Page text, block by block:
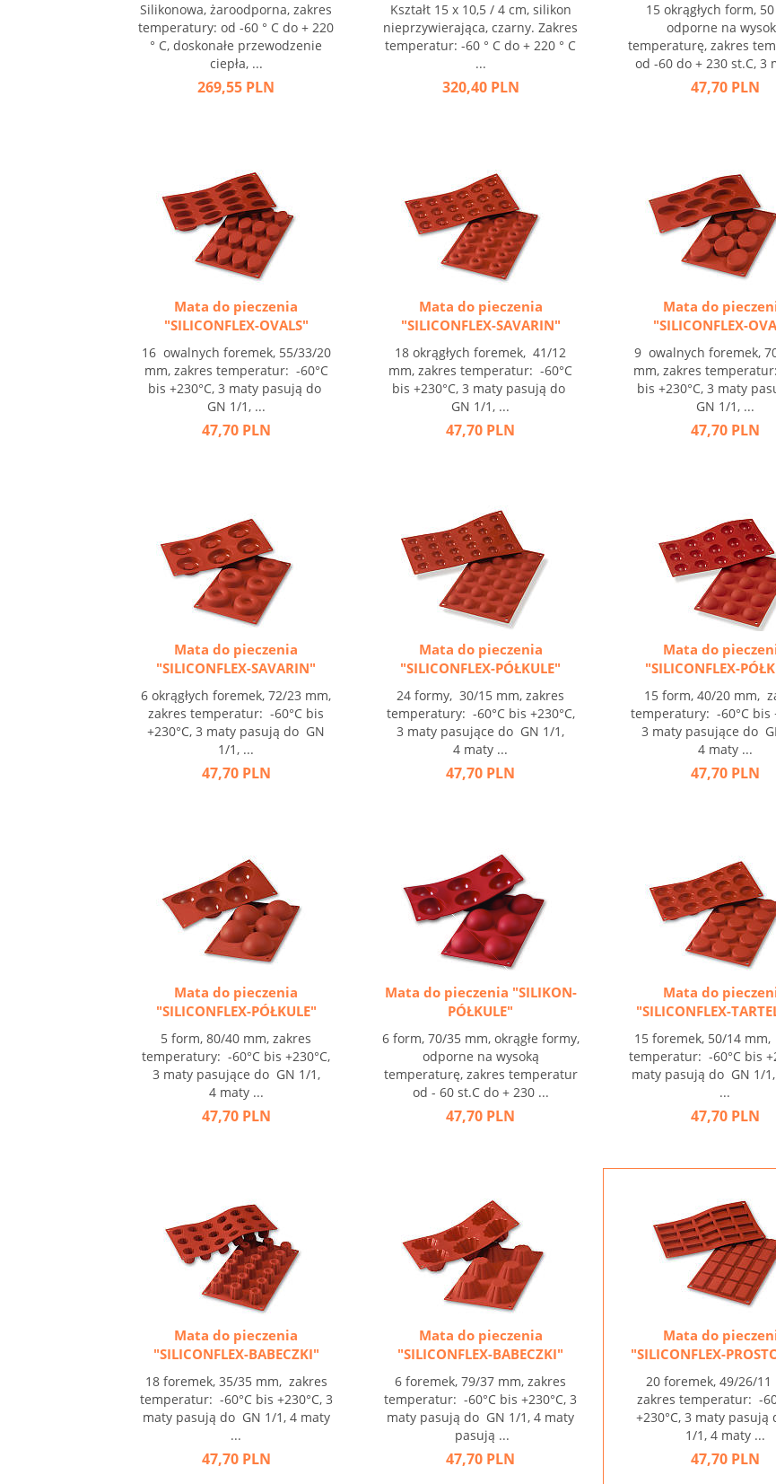
Silikonowa, żaroodporna, zakres
temperatury: od -60 ° C do + 220
° C, doskonałe przewodzenie
ciepła, ...
269,55 PLN
Kształt 15 x 10,5 / 4 cm, silikon
nieprzywierająca, czarny. Zakres
temperatur: -60 ° C do + 220 ° C
...
320,40 PLN
15 okrągłych form,
odporne na
temperaturę, zakres
od -60 do + 230 st.C, 3
47,70 PLN
Mata do pieczenia
"SILICONFLEX-OVALS"
16 owalnych foremek, 55/33/20
mm, zakres temperatur: -60°C
bis +230°C, 3 maty pasują do
GN 1/1, ...
47,70 PLN
Mata do pieczenia
"SILICONFLEX-SAVARIN"
18 okrągłych foremek, 41/12
mm, zakres temperatur: -60°C
bis +230°C, 3 maty pasują do
GN 1/1, ...
47,70 PLN
Mata do
"SILICONFLEX-
9 owalnych foremek,
mm, zakres
bis +230°C, 3 maty
GN 1/1, ...
47,70 PLN
Mata do pieczenia
"SILICONFLEX-SAVARIN"
6 okrągłych foremek, 72/23 mm,
zakres temperatur: -60°C bis
+230°C, 3 maty pasują do GN
1/1, ...
47,70 PLN
Mata do pieczenia
"SILICONFLEX-PÓŁKULE"
24 formy, 30/15 mm, zakres
temperatury: -60°C bis +230°C,
3 maty pasujące do GN 1/1,
4 maty ...
47,70 PLN
Mata do
"SILICONFLEX-
15 form, 40/20 mm,
temperatury: -60°C bis
3 maty pasujące do
4 maty ...
47,70 PLN
Mata do pieczenia
"SILICONFLEX-PÓŁKULE"
5 form, 80/40 mm, zakres
temperatury: -60°C bis +230°C,
3 maty pasujące do GN 1/1,
4 maty ...
47,70 PLN
Mata do pieczenia "SILIKON-
PÓŁKULE"
6 form, 70/35 mm, okrągłe formy,
odporne na wysoką
temperaturę, zakres temperatur
od - 60 st.C do + 230 ...
47,70 PLN
Mata do
"SILICONFLEX-
15 foremek, 50/14
temperatur: -60°C bis
maty pasują do GN 1/
...
47,70 PLN
Mata do pieczenia
"SILICONFLEX-BABECZKI"
18 foremek, 35/35 mm, zakres
temperatur: -60°C bis +230°C, 3
maty pasują do GN 1/1, 4 maty
...
47,70 PLN
Mata do pieczenia
"SILICONFLEX-BABECZKI"
6 foremek, 79/37 mm, zakres
temperatur: -60°C bis +230°C, 3
maty pasują do GN 1/1, 4 maty
pasują ...
47,70 PLN
Mata do
"SILICONFLEX-
20 foremek, 49/26/11
zakres temperatur: -
+230°C, 3 maty pasują
1/1, 4 maty ...
47,70 PLN